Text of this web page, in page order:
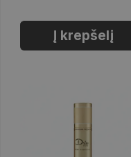
Į krepšelį